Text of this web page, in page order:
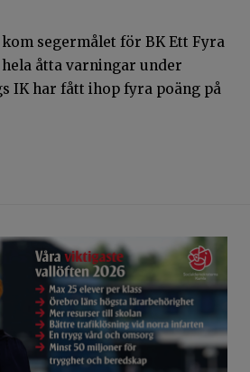
segermålet för BK Ett Fyra
åtta varningar under
IK har fått ihop fyra poäng på